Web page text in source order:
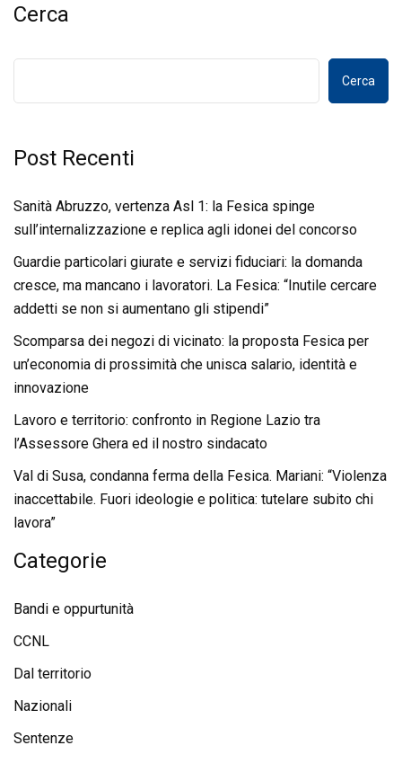
Cerca
Cerca
Post Recenti
Sanità Abruzzo, vertenza Asl 1: la Fesica spinge
sull’internalizzazione e replica agli idonei del concorso
Guardie particolari giurate e servizi fiduciari: la domanda
cresce, ma mancano i lavoratori. La Fesica: “Inutile cercare
addetti se non si aumentano gli stipendi”
Scomparsa dei negozi di vicinato: la proposta Fesica per
un’economia di prossimità che unisca salario, identità e
innovazione
Lavoro e territorio: confronto in Regione Lazio tra
l’Assessore Ghera ed il nostro sindacato
Val di Susa, condanna ferma della Fesica. Mariani: “Violenza
inaccettabile. Fuori ideologie e politica: tutelare subito chi
lavora”
Categorie
Bandi e oppurtunità
CCNL
Dal territorio
Nazionali
Sentenze